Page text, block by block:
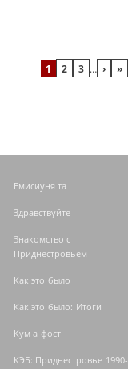
1 2 3 … › »
Емисиуня та
Здравствуйте
Знакомство с
Приднестровьем
Как это было
Как это было: Итоги
Кум а фост
КЭБ: Приднестровье 1990-